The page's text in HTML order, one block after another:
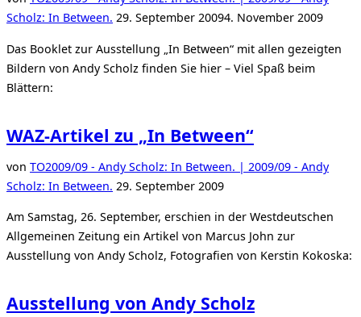
Horsch“
Scholz: In Between. Veröffentlicht
29. September 20094. November 2009
Das Booklet zur Ausstellung „In Between“ mit allen gezeigten
Bildern von Andy Scholz finden Sie hier – Viel Spaß beim
Blättern:
WAZ-Artikel zu „In Between“
von TO2009/09 - Andy Scholz: In Between. | 2009/09 - Andy
Scholz: In Between. Veröffentlicht
29. September 2009
Am Samstag, 26. September, erschien in der Westdeutschen
Allgemeinen Zeitung ein Artikel von Marcus John zur
Ausstellung von Andy Scholz, Fotografien von Kerstin Kokoska:
Ausstellung von Andy Scholz